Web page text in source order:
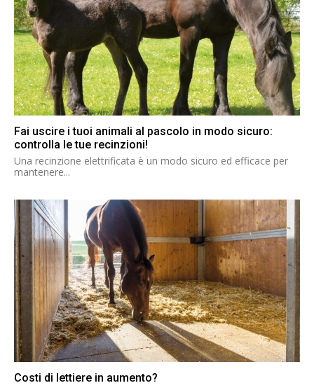
Fai uscire i tuoi animali al pascolo in modo sicuro:
controlla le tue recinzioni!
Una recinzione elettrificata è un modo sicuro ed efficace per
mantenere...
Costi di lettiere in aumento?